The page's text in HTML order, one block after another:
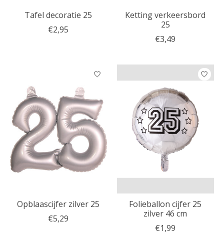
Tafel decoratie 25
€2,95
Ketting verkeersbord
25
€3,49
Opblaascijfer zilver 25
€5,29
Folieballon cijfer 25
zilver 46 cm
€1,99